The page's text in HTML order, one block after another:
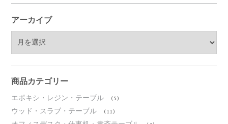
アーカイブ
ブ
商品カテゴリー
エポキシ・レジン・テーブル (5)
ウッド・スラブ・テーブル (11)